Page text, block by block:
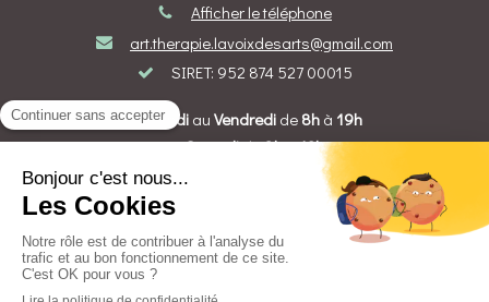
Afficher le téléphone
art.therapie.lavoixdesarts@gmail.com
SIRET: 952 874 527 00015
DuLundiau Vendredide 8hà 19h
LeSamedide8hà12h
Création et référencement du site par Simplébo